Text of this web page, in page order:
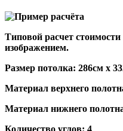
Типовой расчет
изображением.
Размер потолка: 286см x
Материал верхнего
Материал нижнего
Количество углов: 4